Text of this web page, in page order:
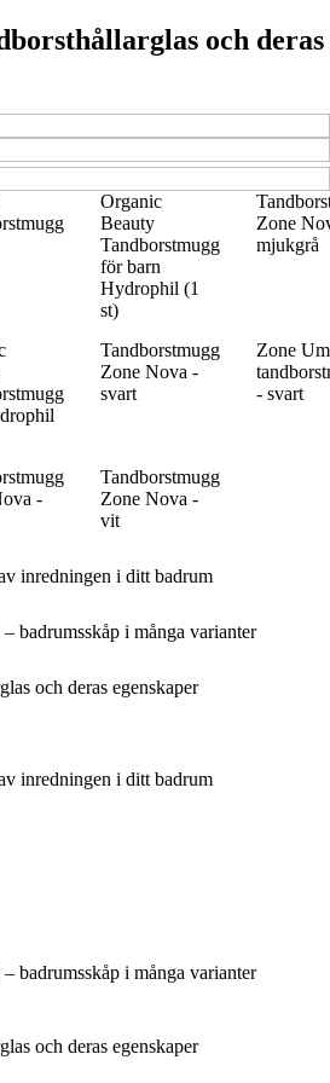
och deras
Organic
Beauty
Tandborstmugg
för barn
Hydrophil (1
st)
Zone
mjukgrå
Tandborstmugg
Zone Nova -
svart
Zone
- svart
-
Tandborstmugg
Zone Nova -
vit
inredningen i ditt badrum
badrumsskåp i många varianter
och deras egenskaper
inredningen i ditt badrum
badrumsskåp i många varianter
och deras egenskaper